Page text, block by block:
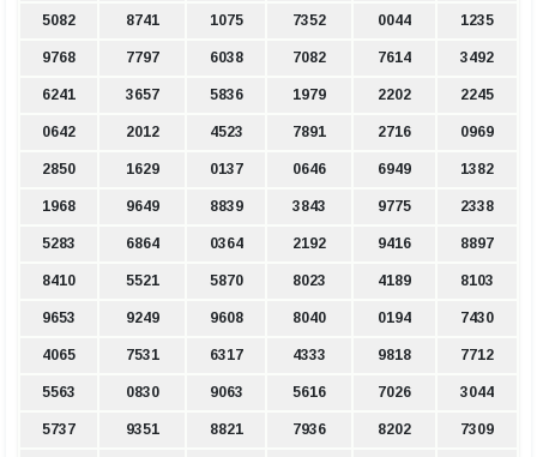
5082 8741 1075 7352 0044 1235
9768 7797 6038 7082 7614 3492
6241 3657 5836 1979 2202 2245
0642 2012 4523 7891 2716 0969
2850 1629 0137 0646 6949 1382
1968 9649 8839 3843 9775 2338
5283 6864 0364 2192 9416 8897
8410 5521 5870 8023 4189 8103
9653 9249 9608 8040 0194 7430
4065 7531 6317 4333 9818 7712
5563 0830 9063 5616 7026 3044
5737 9351 8821 7936 8202 7309